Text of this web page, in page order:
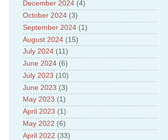
8.Highlights of National Health
Policy
9.Cheyyur ultra mega power project
10.About Tamil Nadu and UDAY
Scheme
11.About Tamil Nadu Neutrino
project at Theni
12.About GRAPES 3 Cosmic ray
laboratory
13.About Bharat stage III and BS IV
Vehicles
14.Facts about GSAT-9 Satellite
15.About Bottom Trawling and its
impacts
December 2024 (4)
October 2024 (3)
September 2024 (1)
August 2024 (15)
July 2024 (11)
June 2024 (6)
July 2023 (10)
June 2023 (3)
May 2023 (1)
April 2023 (1)
May 2022 (6)
April 2022 (33)